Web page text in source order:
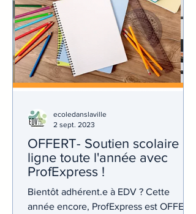
OFFERT- Soutien scolaire en
ligne toute l'année avec
ProfExpress !
Bientôt adhérent.e à EDV ? Cette
année encore, ProfExpress est OFFERT
ecoledanslaville
2 sept. 2023